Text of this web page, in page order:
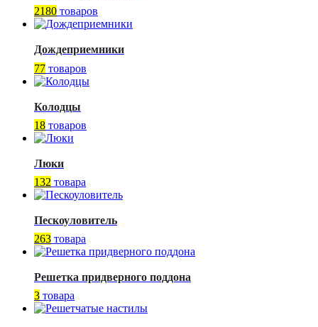
2180 товаров
Дождеприемники
77 товаров
Колодцы
18 товаров
Люки
132 товара
Пескоуловитель
263 товара
Решетка придверного поддона
3 товара